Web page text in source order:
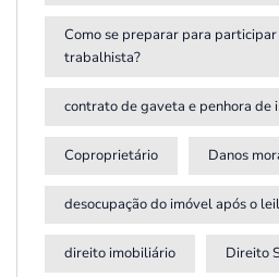
Como se preparar para
trabalhista?
contrato de gaveta e penhora de
Coproprietário Danos
desocupação do imóvel após o
direito imobiliário Direito